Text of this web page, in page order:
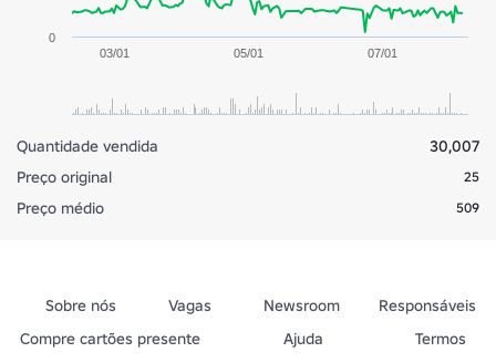
03/01 05/01 07/01
0
Quantidade vendida
30,007
Preço original
25
Preço médio 509
Sobre nós Vagas Newsroom
Responsáveis
Compre cartões presente
Ajuda
Termos